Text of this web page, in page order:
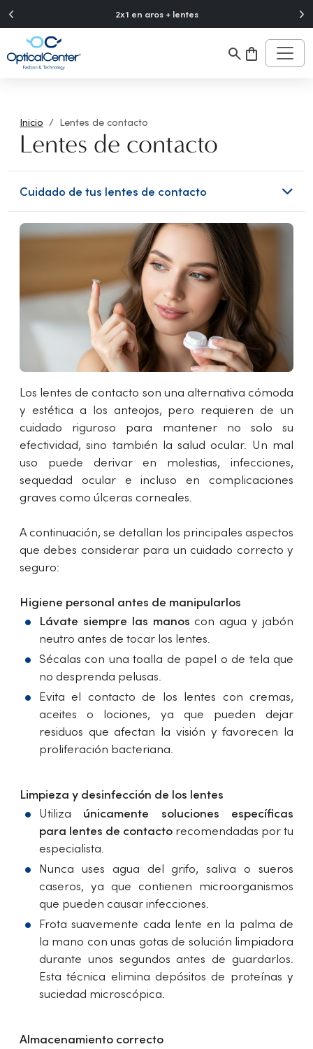
2x1 en aros + lentes
Inicio Lentes de contacto
Lentes de contacto
Cuidado de tus lentes de contacto
Los lentes de contacto son una alternativa cómoda
y estética a los anteojos, pero requieren de un
cuidado riguroso para mantener no solo su
efectividad, sino también la salud ocular. Un mal
uso puede derivar en molestias, infecciones,
sequedad ocular e incluso en complicaciones
graves como úlceras corneales.
A continuación, se detallan los principales aspectos
que debes considerar para un cuidado correcto y
seguro:
Higiene personal antes de manipularlos
Lávate siempre las manos con agua y jabón
neutro antes de tocar los lentes.
Sécalas con una toalla de papel o de tela que
no desprenda pelusas.
Evita el contacto de los lentes con cremas,
aceites o lociones, ya que pueden dejar
residuos que afectan la visión y favorecen la
proliferación bacteriana.
Limpieza y desinfección de los lentes
Utiliza únicamente soluciones específicas
para lentes de contacto recomendadas por tu
especialista.
Nunca uses agua del grifo, saliva o sueros
caseros, ya que contienen microorganismos
que pueden causar infecciones.
Frota suavemente cada lente en la palma de
la mano con unas gotas de solución limpiadora
durante unos segundos antes de guardarlos.
Esta técnica elimina depósitos de proteínas y
suciedad microscópica.
Almacenamiento correcto